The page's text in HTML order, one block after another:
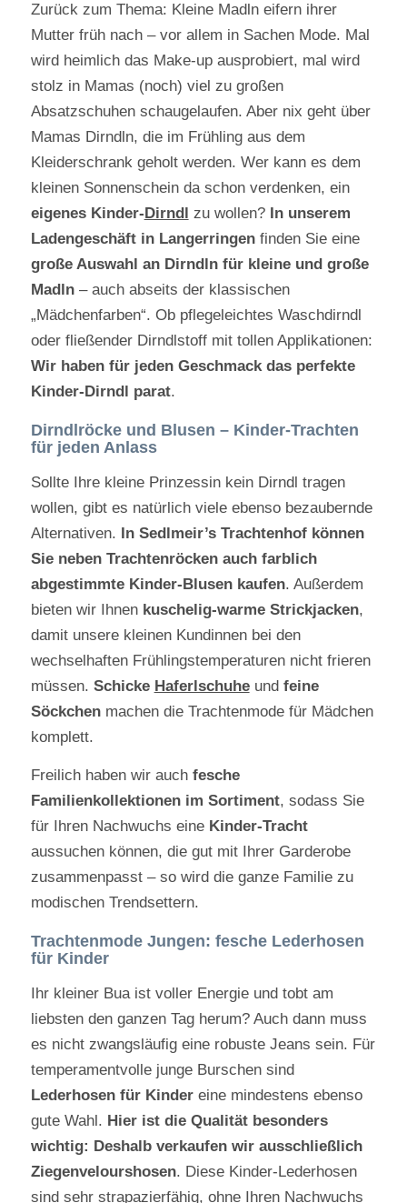
Zurück zum Thema: Kleine Madln eifern ihrer
Mutter früh nach – vor allem in Sachen Mode. Mal
wird heimlich das Make-up ausprobiert, mal wird
stolz in Mamas (noch) viel zu großen
Absatzschuhen schaugelaufen. Aber nix geht über
Mamas Dirndln, die im Frühling aus dem
Kleiderschrank geholt werden. Wer kann es dem
kleinen Sonnenschein da schon verdenken, ein
eigenes Kinder- Dirndl zu wollen? In unserem
Ladengeschäft in Langerringenfinden Sie eine
große Auswahl an Dirndln für kleine und große
Madln– auch abseits der klassischen
„Mädchenfarben“. Ob pflegeleichtes Waschdirndl
oder fließender Dirndlstoff mit tollen Applikationen:
Wir haben für jeden Geschmack das perfekte
Kinder-Dirndl parat.
Dirndlröcke und Blusen – Kinder-Trachten
für jeden Anlass
Sollte Ihre kleine Prinzessin kein Dirndl tragen
wollen, gibt es natürlich viele ebenso bezaubernde
Alternativen. In Sedlmeir’s Trachtenhof können
Sie neben Trachtenröcken auch farblich
abgestimmte Kinder-Blusen kaufen. Außerdem
bieten wir Ihnen kuschelig-warme Strickjacken,
damit unsere kleinen Kundinnen bei den
wechselhaften Frühlingstemperaturen nicht frieren
müssen. Schicke Haferlschuheund feine
Söckchenmachen die Trachtenmode für Mädchen
komplett.
Freilich haben wir auch fesche
Familienkollektionen im Sortiment, sodass Sie
für Ihren Nachwuchs eine Kinder-Tracht
aussuchen können, die gut mit Ihrer Garderobe
zusammenpasst – so wird die ganze Familie zu
modischen Trendsettern.
Trachtenmode Jungen: fesche Lederhosen
für Kinder
Ihr kleiner Bua ist voller Energie und tobt am
liebsten den ganzen Tag herum? Auch dann muss
es nicht zwangsläufig eine robuste Jeans sein. Für
temperamentvolle junge Burschen sind
Lederhosen für Kindereine mindestens ebenso
gute Wahl. Hier ist die Qualität besonders
wichtig: Deshalb verkaufen wir ausschließlich
Ziegenvelourshosen. Diese Kinder-Lederhosen
sind sehr strapazierfähig, ohne Ihren Nachwuchs